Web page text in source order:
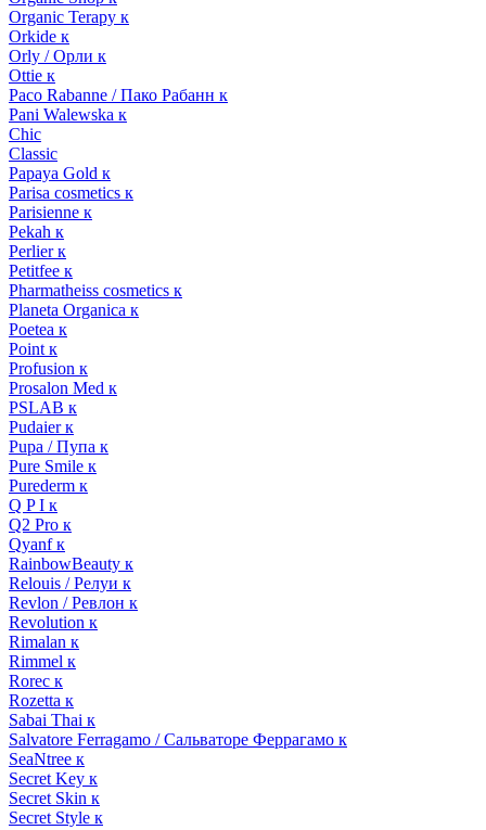
Organic Terapy к
Orkide к
Orly / Орли к
Ottie к
Paco Rabanne / Пако Рабанн к
Pani Walewska к
Chic
Classic
Papaya Gold к
Parisa cosmetics к
Parisienne к
Pekah к
Perlier к
Petitfee к
Pharmatheiss cosmetics к
Planeta Organica к
Poetea к
Point к
Profusion к
Prosalon Med к
PSLAB к
Pudaier к
Pupa / Пупа к
Pure Smile к
Purederm к
Q P I к
Q2 Pro к
Qyanf к
RainbowBeauty к
Relouis / Релуи к
Revlon / Ревлон к
Revolution к
Rimalan к
Rimmel к
Rorec к
Rozetta к
Sabai Thai к
Salvatore Ferragamo / Сальваторе Феррагамо к
SeaNtree к
Secret Key к
Secret Skin к
Secret Style к